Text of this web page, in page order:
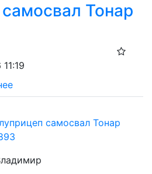
Тонар
самосвал Тонар